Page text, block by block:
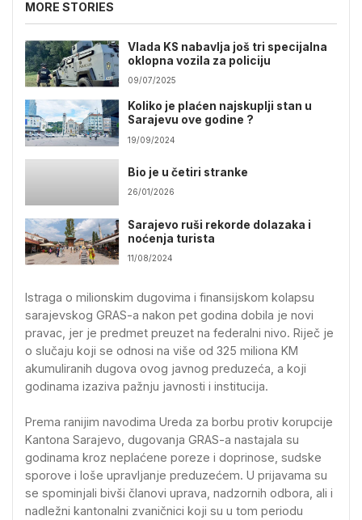
MORE STORIES
Vlada KS nabavlja još tri specijalna
oklopna vozila za policiju
09/07/2025
Koliko je plaćen najskuplji stan u
Sarajevu ove godine ?
19/09/2024
Bio je u četiri stranke
26/01/2026
Sarajevo ruši rekorde dolazaka i
noćenja turista
11/08/2024
Istraga o milionskim dugovima i finansijskom kolapsu
sarajevskog GRAS-a nakon pet godina dobila je novi
pravac, jer je predmet preuzet na federalni nivo. Riječ je
o slučaju koji se odnosi na više od 325 miliona KM
akumuliranih dugova ovog javnog preduzeća, a koji
godinama izaziva pažnju javnosti i institucija.
Prema ranijim navodima Ureda za borbu protiv korupcije
Kantona Sarajevo, dugovanja GRAS-a nastajala su
godinama kroz neplaćene poreze i doprinose, sudske
sporove i loše upravljanje preduzećem. U prijavama su
se spominjali bivši članovi uprava, nadzornih odbora, ali i
nadležni kantonalni zvaničnici koji su u tom periodu